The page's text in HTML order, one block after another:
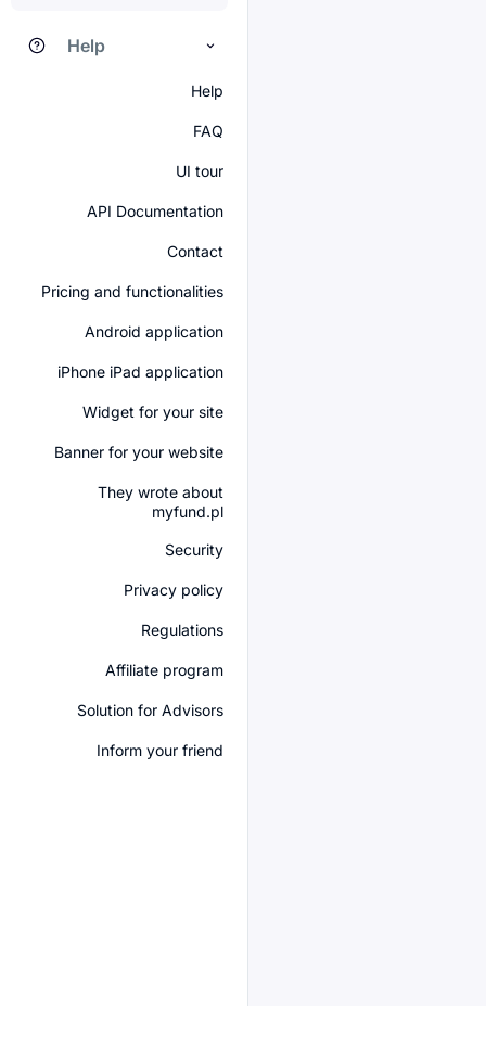
Help
Help
FAQ
UI tour
API Documentation
Contact
Pricing and functionalities
Android application
iPhone iPad application
Widget for your site
Banner for your website
They wrote about
myfund.pl
Security
Privacy policy
Regulations
Affiliate program
Solution for Advisors
Inform your friend